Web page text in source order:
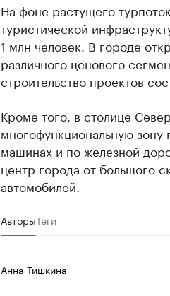
На фоне растущего
туристической
1 млн человек. В городе
различного ценового
строительство проектов
Кроме того, в столице
многофункциональную
машинах и по железной
центр города от большого
автомобилей.
АвторыТеги
Анна Тишкина